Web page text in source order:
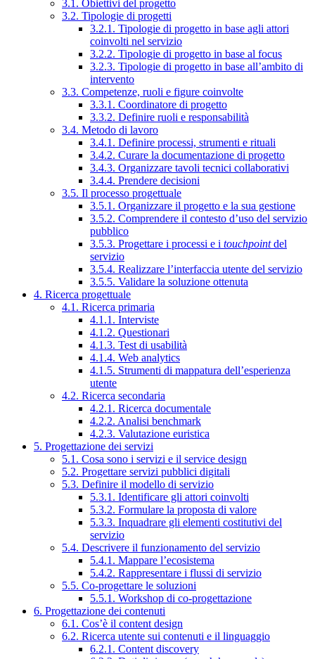
3.1. Obiettivi del progetto
3.2. Tipologie di progetti
3.2.1. Tipologie di progetto in base agli attori
coinvolti nel servizio
3.2.2. Tipologie di progetto in base al focus
3.2.3. Tipologie di progetto in base all’ambito di
intervento
3.3. Competenze, ruoli e figure coinvolte
3.3.1. Coordinatore di progetto
3.3.2. Definire ruoli e responsabilità
3.4. Metodo di lavoro
3.4.1. Definire processi, strumenti e rituali
3.4.2. Curare la documentazione di progetto
3.4.3. Organizzare tavoli tecnici collaborativi
3.4.4. Prendere decisioni
3.5. Il processo progettuale
3.5.1. Organizzare il progetto e la sua gestione
3.5.2. Comprendere il contesto d’uso del servizio
pubblico
3.5.3. Progettare i processi e i touchpointdel
servizio
3.5.4. Realizzare l’interfaccia utente del servizio
3.5.5. Validare la soluzione ottenuta
4. Ricerca progettuale
4.1. Ricerca primaria
4.1.1. Interviste
4.1.2. Questionari
4.1.3. Test di usabilità
4.1.4. Web analytics
4.1.5. Strumenti di mappatura dell’esperienza
utente
4.2. Ricerca secondaria
4.2.1. Ricerca documentale
4.2.2. Analisi benchmark
4.2.3. Valutazione euristica
5. Progettazione dei servizi
5.1. Cosa sono i servizi e il service design
5.2. Progettare servizi pubblici digitali
5.3. Definire il modello di servizio
5.3.1. Identificare gli attori coinvolti
5.3.2. Formulare la proposta di valore
5.3.3. Inquadrare gli elementi costitutivi del
servizio
5.4. Descrivere il funzionamento del servizio
5.4.1. Mappare l’ecosistema
5.4.2. Rappresentare i flussi di servizio
5.5. Co-progettare le soluzioni
5.5.1. Workshop di co-progettazione
6. Progettazione dei contenuti
6.1. Cos’è il content design
6.2. Ricerca utente sui contenuti e il linguaggio
6.2.1. Content discovery